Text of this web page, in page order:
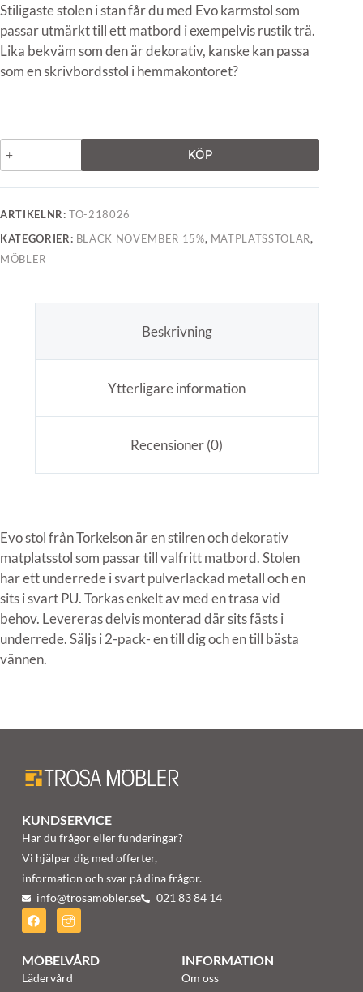
Stiligaste stolen i stan får du med Evo karmstol som
passar utmärkt till ett matbord i exempelvis rustik trä.
Lika bekväm som den är dekorativ, kanske kan passa
som en skrivbordsstol i hemmakontoret?
KÖP
ARTIKELNR:TO-218026
KATEGORIER: BLACK NOVEMBER 15%, MATPLATSSTOLAR,
MÖBLER
Beskrivning
Ytterligare information
Recensioner (0)
Evo stol från Torkelson är en stilren och dekorativ
matplatsstol som passar till valfritt matbord. Stolen
har ett underrede i svart pulverlackad metall och en
sits i svart PU. Torkas enkelt av med en trasa vid
behov. Levereras delvis monterad där sits fästs i
underrede. Säljs i 2-pack- en till dig och en till bästa
vännen.
KUNDSERVICE
Har du frågor eller funderingar?
Vi hjälper dig med offerter,
information och svar på dina frågor.
info@trosamobler.se 021 83 84 14
MÖBELVÅRD
Lädervård
INFORMATION
Om oss